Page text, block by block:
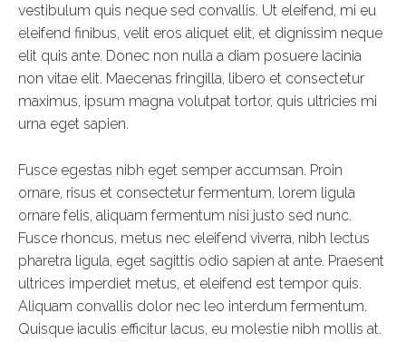
vestibulum quis neque sed convallis. Ut eleifend, mi eu
eleifend finibus, velit eros aliquet elit, et dignissim neque
elit quis ante. Donec non nulla a diam posuere lacinia
non vitae elit. Maecenas fringilla, libero et consectetur
maximus, ipsum magna volutpat tortor, quis ultricies mi
urna eget sapien.
Fusce egestas nibh eget semper accumsan. Proin
ornare, risus et consectetur fermentum, lorem ligula
ornare felis, aliquam fermentum nisi justo sed nunc.
Fusce rhoncus, metus nec eleifend viverra, nibh lectus
pharetra ligula, eget sagittis odio sapien at ante. Praesent
ultrices imperdiet metus, et eleifend est tempor quis.
Aliquam convallis dolor nec leo interdum fermentum.
Quisque iaculis efficitur lacus, eu molestie nibh mollis at.